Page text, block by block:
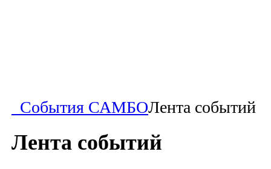
События САМБОЛента событий
Лента событий